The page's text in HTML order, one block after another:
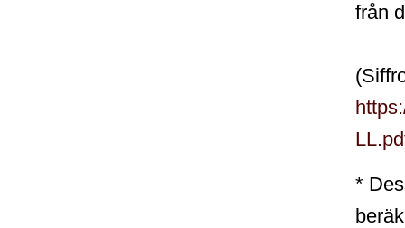
från
*